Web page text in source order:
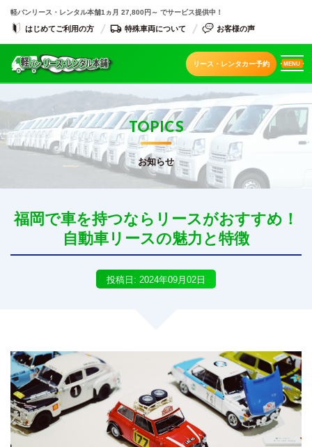
軽バンリース・レンタル本舗1ヵ月 27,800円～ でサービス提供中！
はじめてご利用の方 特殊車両について お客様の声
MENU
リース・レンタカー予約
TOPICS
お知らせ
福岡で車を持つならリースがおすすめ！
自動車リースの魅力と特徴
投稿日: 2024年09月02日